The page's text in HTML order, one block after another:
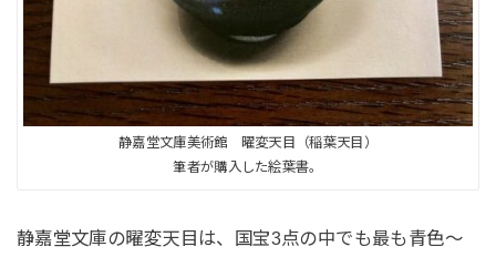
静嘉堂文庫美術館 曜変天目（稲葉天目）
筆者が購入した絵葉書。
静嘉堂文庫の曜変天目は、国宝3点の中でも最も青色～